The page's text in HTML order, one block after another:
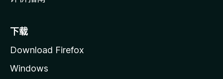
下载
Download Firefox
Windows